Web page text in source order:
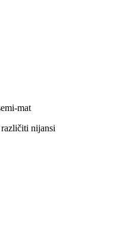
mat
nijansi